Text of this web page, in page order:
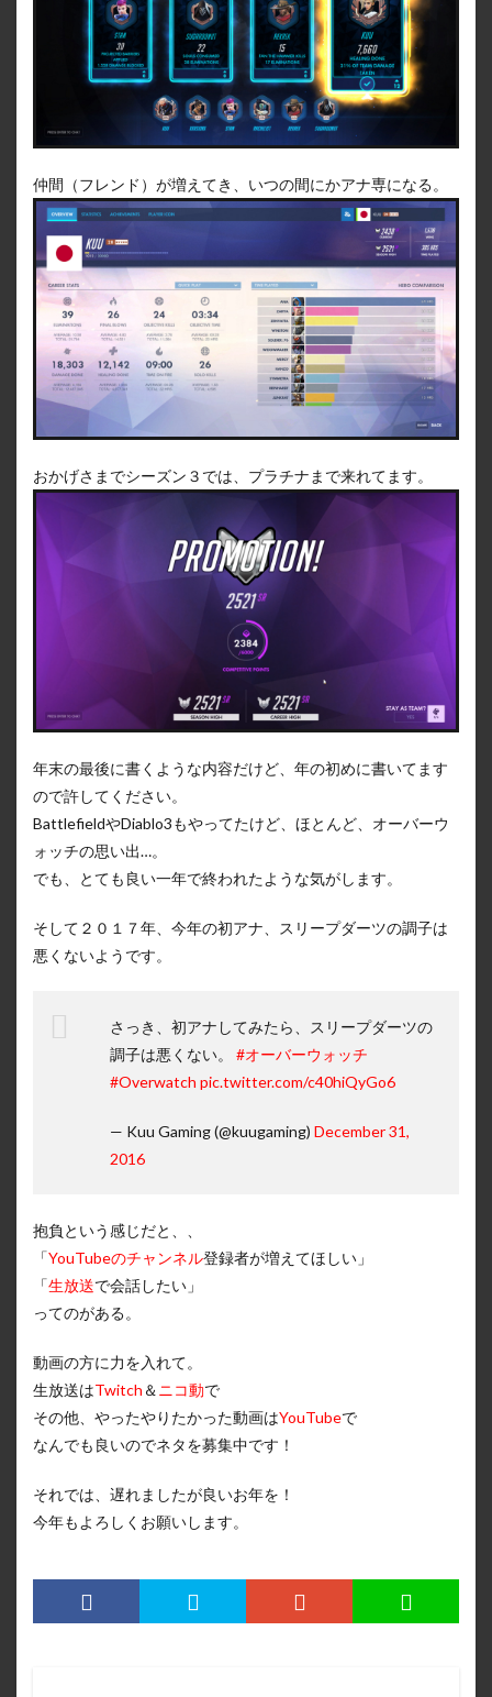
仲間（フレンド）が増えてき、いつの間にかアナ専になる。
おかげさまでシーズン３では、プラチナまで来れてます。
年末の最後に書くような内容だけど、年の初めに書いてます
ので許してください。
BattlefieldやDiablo3もやってたけど、ほとんど、オーバーウ
ォッチの思い出…。
でも、とても良い一年で終われたような気がします。
そして２０１７年、今年の初アナ、スリープダーツの調子は
悪くないようです。
さっき、初アナしてみたら、スリープダーツの
調子は悪くない。 #オーバーウォッチ
#Overwatch pic.twitter.com/c40hiQyGo6
— Kuu Gaming (@kuugaming) December 31,
2016
抱負という感じだと、、
「YouTubeのチャンネル登録者が増えてほしい」
「生放送で会話したい」
ってのがある。
動画の方に力を入れて。
生放送はTwitch ＆ ニコ動で
その他、やったやりたかった動画はYouTubeで
なんでも良いのでネタを募集中です！
それでは、遅れましたが良いお年を！
今年もよろしくお願いします。